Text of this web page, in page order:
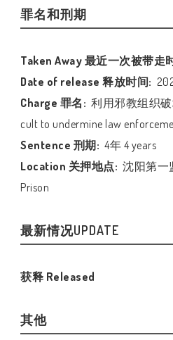
罪名和刑期
Taken Away 最近一次被带走
Date of release 释放时间:
Charge 罪名: 利用邪教组织破
cult to undermine law
Sentence 刑期: 4年 4 years
Location 关押地点: 沈阳第一
Prison
最新情况UPDATE
获释 Released
其他